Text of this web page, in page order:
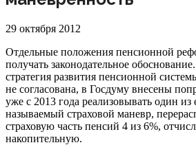
29 октября 2012
Отдельные положения пенсионной
получать законодательное
стратегия развития пенсионной
не согласована, в Госдуму внесены
уже с 2013 года реализовывать один
называемый страховой маневр,
страховую часть пенсий 4 из 6%,
накопительную.